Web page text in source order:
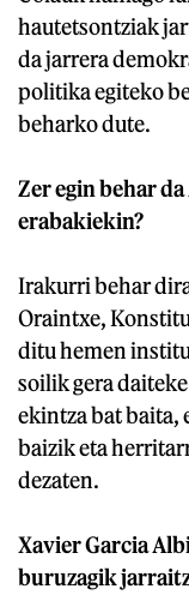
hautetsontziak
da jarrera
politika egiteko
beharko dute.
Zer egin behar
erabakiekin?
Irakurri behar
Oraintxe,
ditu hemen
soilik gera
ekintza bat baita,
baizik eta
dezaten.
Xavier Garcia
buruzagik